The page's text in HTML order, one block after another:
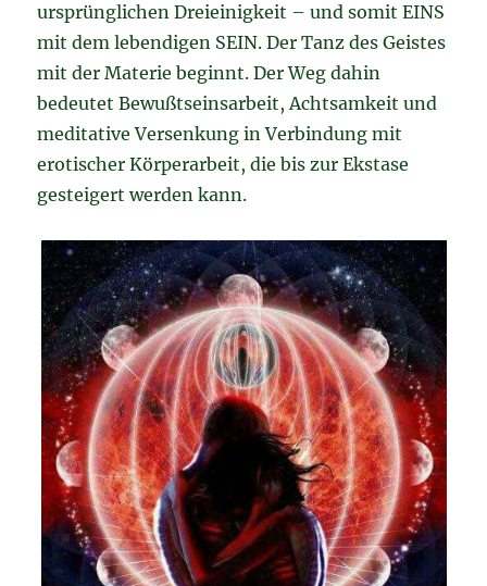
ursprünglichen Dreieinigkeit – und somit EINS
mit dem lebendigen SEIN. Der Tanz des Geistes
mit der Materie beginnt. Der Weg dahin
bedeutet Bewußtseinsarbeit, Achtsamkeit und
meditative Versenkung in Verbindung mit
erotischer Körperarbeit, die bis zur Ekstase
gesteigert werden kann.